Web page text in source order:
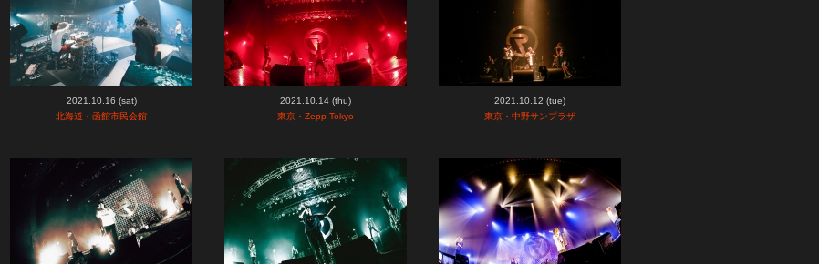
2021.10.16 (sat)
北海道・函館市民会館
2021.10.14 (thu)
東京・Zepp Tokyo
2021.10.12 (tue)
東京・中野サンプラザ